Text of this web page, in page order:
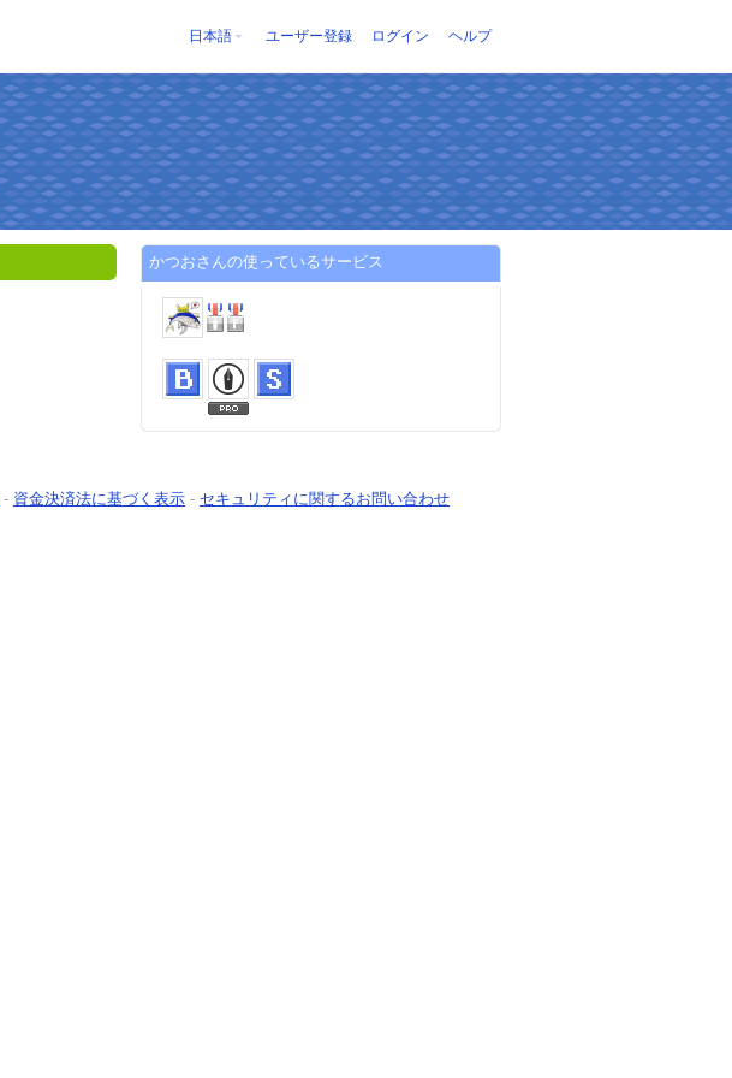
日本語 ユーザー登録 ログイン ヘルプ
かつおさんの使っているサービス
- 資金決済法に基づく表示 - セキュリティに関するお問い合わせ